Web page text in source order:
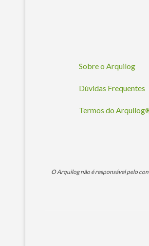
Sobre o Arquilog
Dúvidas Frequentes
Termos do
O Arquilog não é responsável pelo